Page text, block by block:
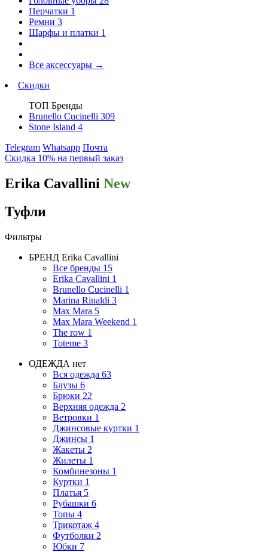
Перчатки 1
Ремни 3
Шарфы и платки 1
Все аксессуары →
Скидки
ТОП Бренды
Brunello Cucinelli 309
Stone Island 4
Telegram Whatsapp Почта
Скидка 10% на первый заказ
Erika Cavallini New
Туфли
Фильтры
БРЕНД Erika Cavallini
Все бренды 15
Erika Cavallini 1
Brunello Cucinelli 1
Marina Rinaldi 3
Max Mara 5
Max Mara Weekend 1
The row 1
Toteme 3
ОДЕЖДА нет
Вся одежда 63
Блузы 6
Брюки 22
Верхняя одежда 2
Ветровки 1
Джинсовые куртки 1
Джинсы 1
Жакеты 2
Жилеты 1
Комбинезоны 1
Куртки 1
Платья 5
Рубашки 6
Топы 4
Трикотаж 4
Футболки 2
Юбки 7